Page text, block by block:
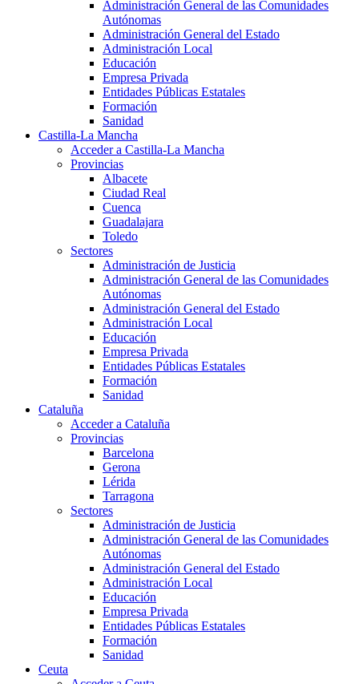
Administración General de las Comunidades
Autónomas
Administración General del Estado
Administración Local
Educación
Empresa Privada
Entidades Públicas Estatales
Formación
Sanidad
Castilla-La Mancha
Acceder a Castilla-La Mancha
Provincias
Albacete
Ciudad Real
Cuenca
Guadalajara
Toledo
Sectores
Administración de Justicia
Administración General de las Comunidades
Autónomas
Administración General del Estado
Administración Local
Educación
Empresa Privada
Entidades Públicas Estatales
Formación
Sanidad
Cataluña
Acceder a Cataluña
Provincias
Barcelona
Gerona
Lérida
Tarragona
Sectores
Administración de Justicia
Administración General de las Comunidades
Autónomas
Administración General del Estado
Administración Local
Educación
Empresa Privada
Entidades Públicas Estatales
Formación
Sanidad
Ceuta